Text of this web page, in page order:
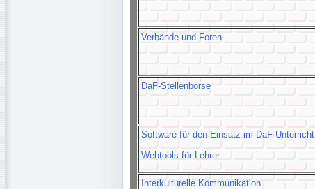
Verbände und Foren
DaF-Stellenbörse
Software für den Einsatz im DaF-Unterricht
Webtools für Lehrer
Interkulturelle Kommunikation